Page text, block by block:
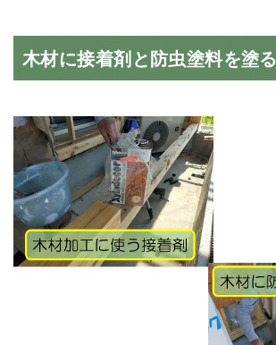
木材に接着剤と防虫塗料を塗る